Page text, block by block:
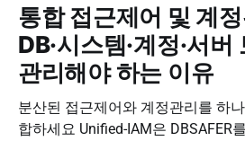
통합 접근제어 및 계
DB·시스템·계정·서
관리해야 하는 이유
분산된 접근제어와 계정관리를 하
합하세요 Unified-IAM은 DBSAFER를 기반으로 DB 접근제